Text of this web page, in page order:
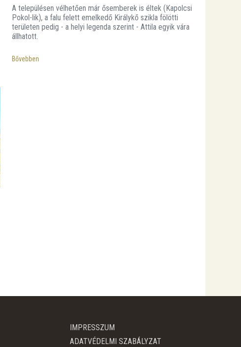
A településen vélhetően már ősemberek is éltek (Kapolcsi
Pokol-lik), a falu felett emelkedő Királykő szikla fölötti
területen pedig - a helyi legenda szerint - Attila egyik vára
állhatott.
Bővebben
IMPRESSZUM
ADATVÉDELMI SZABÁLYZAT